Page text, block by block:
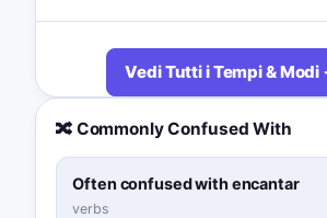
Vedi Tutti i Tempi & Modi
🔀 Commonly Confused With
Often confused with encantar
verbs